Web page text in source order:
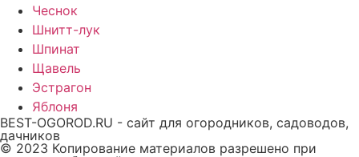
Чеснок
Шнитт-лук
Шпинат
Щавель
Эстрагон
Яблоня
BEST-OGOROD.RU - сайт для огородников, садоводов,
дачников
© 2023 Копирование материалов разрешено при